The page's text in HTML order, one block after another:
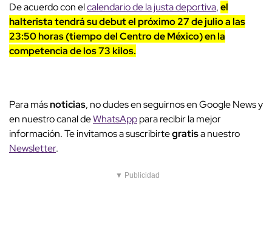
De acuerdo con elcalendario de la justa deportiva,el
halterista tendrá su debut el próximo 27 de julio a las
23:50 horas (tiempo del Centro de México) en la
competencia de los 73 kilos.
Para másnoticias, no dudes en seguirnos en Google News y
en nuestro canal deWhatsApppara recibir la mejor
información. Te invitamos a suscribirtegratisa nuestro
Newsletter.
▼ Publicidad